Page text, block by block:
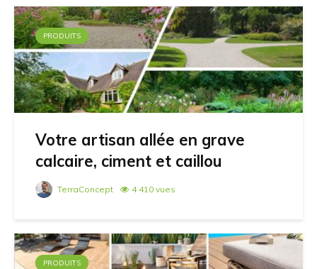
PRODUITS
Votre artisan allée en grave
calcaire, ciment et caillou
TerraConcept 4 410 vues
PRODUITS